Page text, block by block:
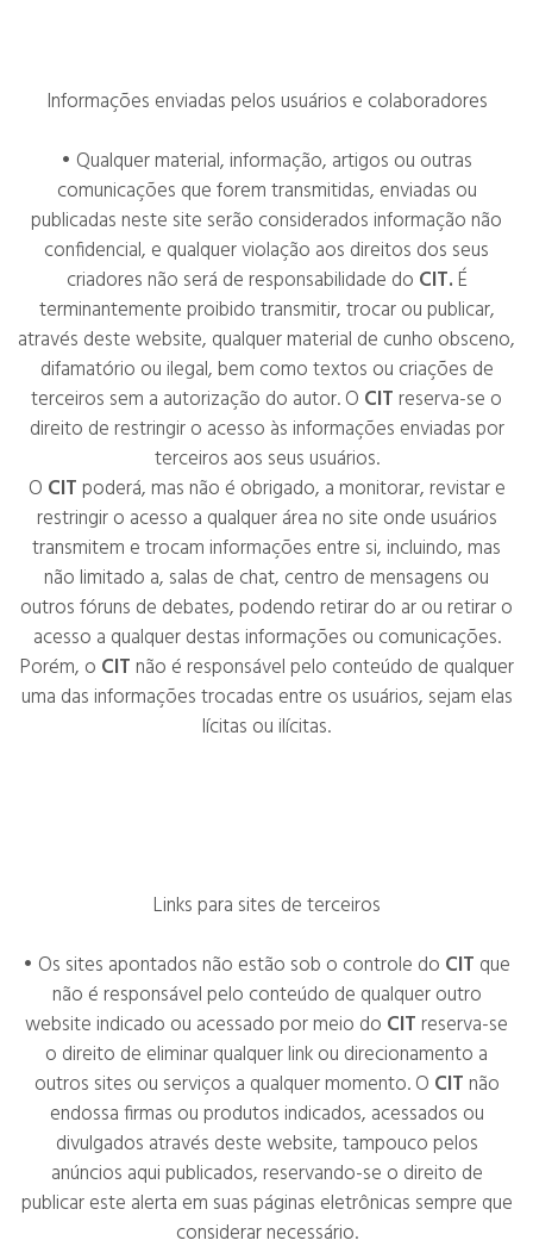
Informações enviadas pelos usuários e colaboradores
• Qualquer material, informação, artigos ou outras
comunicações que forem transmitidas, enviadas ou
publicadas neste site serão considerados informação não
confidencial, e qualquer violação aos direitos dos seus
criadores não será de responsabilidade do CIT.É
terminantemente proibido transmitir, trocar ou publicar,
através deste website, qualquer material de cunho obsceno,
difamatório ou ilegal, bem como textos ou criações de
terceiros sem a autorização do autor. O CITreserva-se o
direito de restringir o acesso às informações enviadas por
terceiros aos seus usuários.
O CITpoderá, mas não é obrigado, a monitorar, revistar e
restringir o acesso a qualquer área no site onde usuários
transmitem e trocam informações entre si, incluindo, mas
não limitado a, salas de chat, centro de mensagens ou
outros fóruns de debates, podendo retirar do ar ou retirar o
acesso a qualquer destas informações ou comunicações.
Porém, o CITnão é responsável pelo conteúdo de qualquer
uma das informações trocadas entre os usuários, sejam elas
lícitas ou ilícitas.
Links para sites de terceiros
• Os sites apontados não estão sob o controle do CIT que
não é responsável pelo conteúdo de qualquer outro
website indicado ou acessado por meio do CITreserva-se
o direito de eliminar qualquer link ou direcionamento a
outros sites ou serviços a qualquer momento. O CITnão
endossa firmas ou produtos indicados, acessados ou
divulgados através deste website, tampouco pelos
anúncios aqui publicados, reservando-se o direito de
publicar este alerta em suas páginas eletrônicas sempre que
considerar necessário.